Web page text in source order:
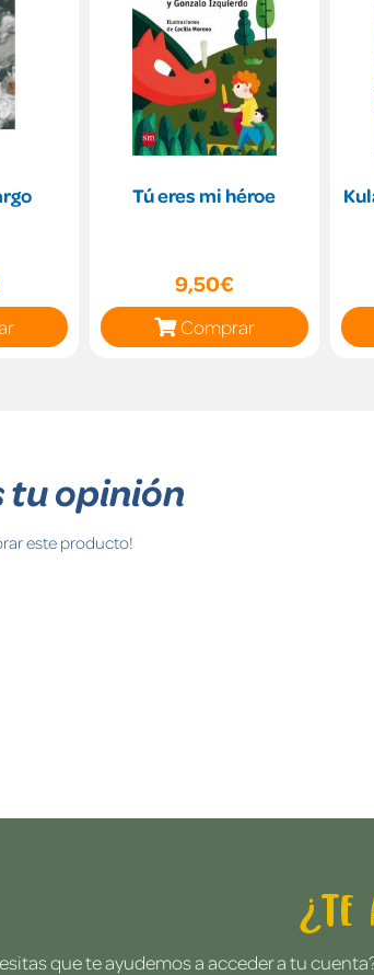
Tú eres mi héroe
9,50€
Comprar
tu opinión
este producto!
¿Te
que te ayudemos a acceder a tu